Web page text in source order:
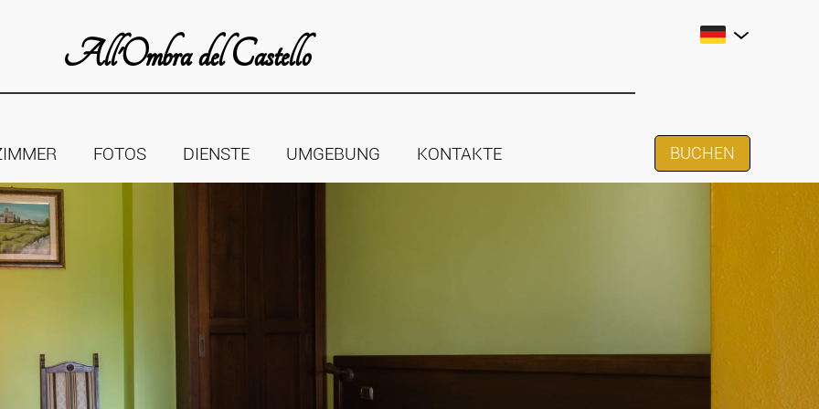
All'Ombra del Castello
FOTOS DIENSTE UMGEBUNG KONTAKTE BUCHEN